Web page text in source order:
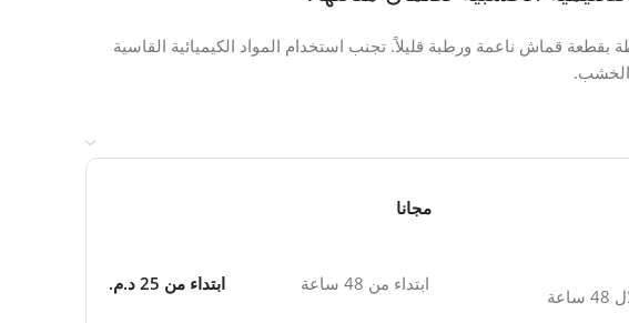
قماش ناعمة ورطبة قليلاً. تجنب استخدام المواد الكيميائية القاسية
الخشب.
مجانا
ابتداء من 48 ساعة ابتداء من 25 د.م.